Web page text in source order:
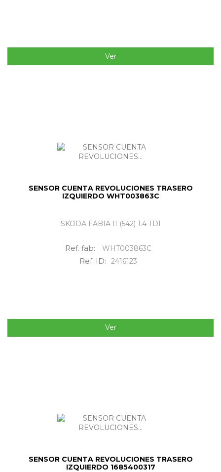
Ver
SENSOR CUENTA REVOLUCIONES TRASERO
IZQUIERDO WHT003863C
SKODA FABIA II (542) 1.4 TDI
Ref. fab: WHT003863C
Ref. ID: 2416123
Ver
SENSOR CUENTA REVOLUCIONES TRASERO
IZQUIERDO 1685400317